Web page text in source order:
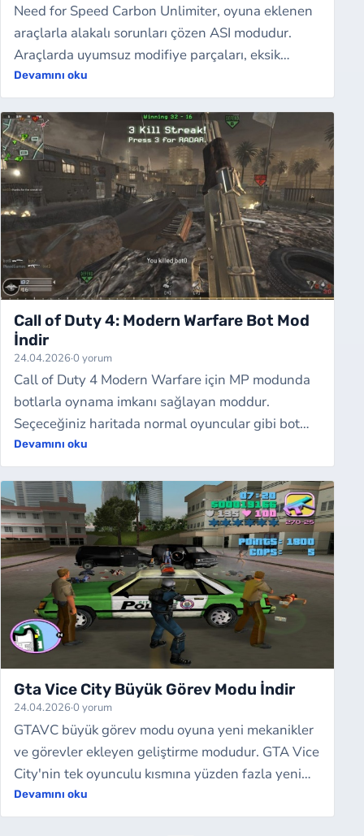
Need for Speed Carbon Unlimiter, oyuna eklenen
araçlarla alakalı sorunları çözen ASI modudur.
Araçlarda uyumsuz modifiye parçaları, eksik
tekerler, araç sınırı gibi oyunda çökme so…
Devamını oku
Call of Duty 4: Modern Warfare Bot Mod
İndir
24.04.2026·0 yorum
Call of Duty 4 Modern Warfare için MP modunda
botlarla oynama imkanı sağlayan moddur.
Seçeceğiniz haritada normal oyuncular gibi bot
oyuncular oluşturabilirsiniz. Bu mod internet b…
Devamını oku
Gta Vice City Büyük Görev Modu İndir
24.04.2026·0 yorum
GTAVC büyük görev modu oyuna yeni mekanikler
ve görevler ekleyen geliştirme modudur. GTA Vice
City'nin tek oyunculu kısmına yüzden fazla yeni
görev ekleyerek oyunu adeta ikinci kez…
Devamını oku